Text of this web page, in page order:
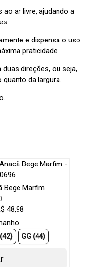
ao ar livre, ajudando a
e dispensa o uso
praticidade.
direções, ou seja,
da largura.
Bege Marfim
48,98
GG (44)